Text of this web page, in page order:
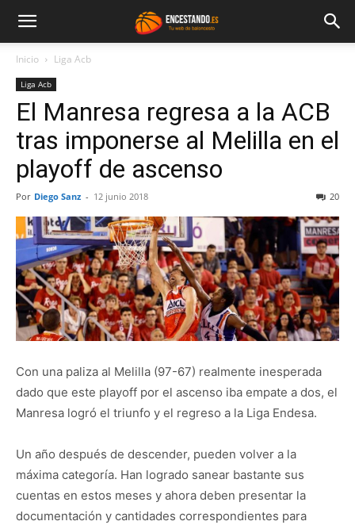
Inicio Liga Acb
Liga Acb
El Manresa regresa a la ACB
tras imponerse al Melilla en el
playoff de ascenso
Por Diego Sanz - 12 junio 2018 20
Con una paliza al Melilla (97-67) realmente inesperada
dado que este playoff por el ascenso iba empate a dos, el
Manresa logró el triunfo y el regreso a la Liga Endesa.
Un año después de descender, pueden volver a la
máxima categoría. Han logrado sanear bastante sus
cuentas en estos meses y ahora deben presentar la
documentación y cantidades correspondientes para